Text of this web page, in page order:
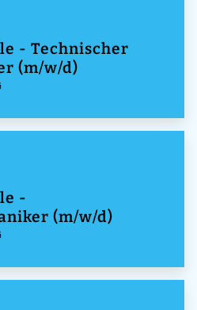
- Technischer
(m/w/d)
-
(m/w/d)